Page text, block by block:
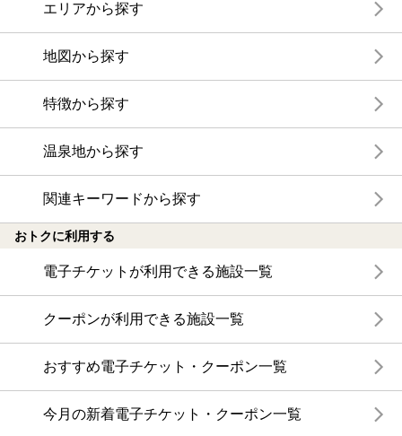
エリアから探す
地図から探す
特徴から探す
温泉地から探す
関連キーワードから探す
おトクに利用する
電子チケットが利用できる施設一覧
クーポンが利用できる施設一覧
おすすめ電子チケット・クーポン一覧
今月の新着電子チケット・クーポン一覧